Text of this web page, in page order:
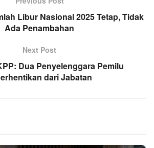
Libur Nasional 2025 Tetap, Tidak
Ada Penambahan
Next Post
Dua Penyelenggara Pemilu
dari Jabatan